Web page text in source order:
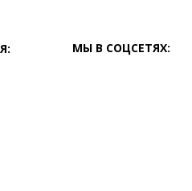
МЫ В СОЦСЕТЯХ: